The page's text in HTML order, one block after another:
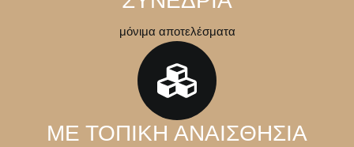
μόνιμα αποτελέσματα
ΜΕ ΤΟΠΙΚΗ ΑΝΑΙΣΘΗΣΙΑ